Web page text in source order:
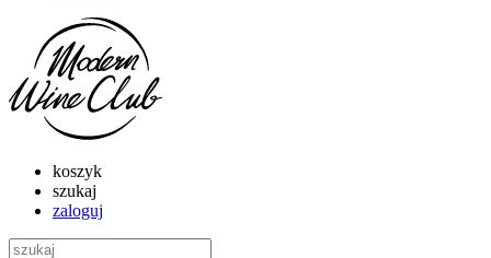
koszyk
szukaj
zaloguj